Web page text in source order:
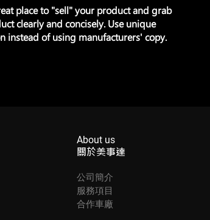
place to "sell" your product and grab
clearly and concisely. Use unique
instead of using manufacturers' copy.
About us
關於美事達
公司簡介
服務項目
合作車廠